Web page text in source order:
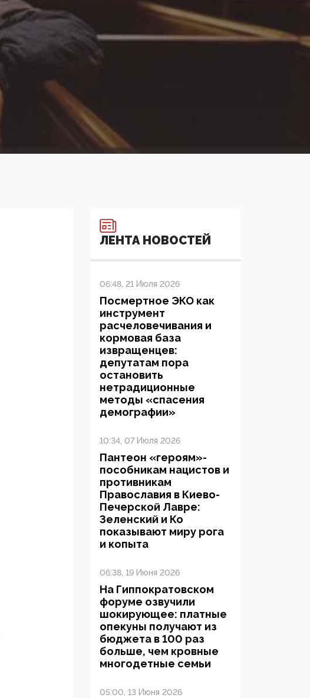
ЛЕНТА НОВОСТЕЙ
06:48, 21 Июля 2026
Посмертное ЭКО как
инструмент
расчеловечивания и
кормовая база
извращенцев:
депутатам пора
остановить
нетрадиционные
методы «спасения
демографии»
10:34, 07 Июля 2026
Пантеон «героям»-
пособникам нацистов и
противникам
Православия в Киево-
Печерской Лавре:
Зеленский и Ко
показывают миру рога
и копыта
06:38, 19 Июня 2026
На Гиппократовском
форуме озвучили
шокирующее: платные
опекуны получают из
бюджета в 100 раз
больше, чем кровные
многодетные семьи
05:00, 13 Июня 2026